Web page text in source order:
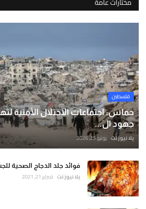
فلسطين
حماس: اجتماعات الاحتلال الأمنية
جهود ال...
يلا نيوز نت يونيو 25, 2026
فوائد جلد الدجاج الصحية
يلا نيوز نت فبراير 21, 2021